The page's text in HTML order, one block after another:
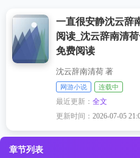
一直很安静沈云辞
阅读_沈云辞南清
免费阅读
沈云辞南清荷 著
网游小说 连载中
最近更新：全文
更新时间：2026-07-05
章节列表